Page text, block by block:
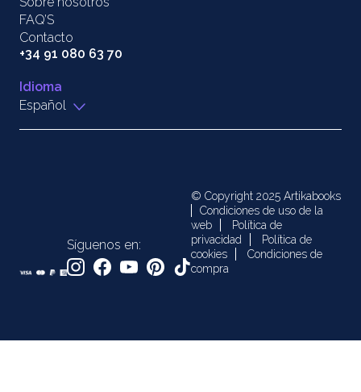
FAQ’S
Contacto
+34 91 080 63 70
Idioma
Español
Síguenos en:
© Copyright 2025 Artikabooks
Condiciones de uso de la
web
Política de
privacidad
Política de
cookies
Condiciones de
compra